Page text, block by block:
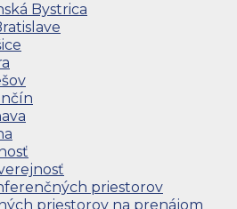
Bystrica
priestorov
priestorov na prenájom